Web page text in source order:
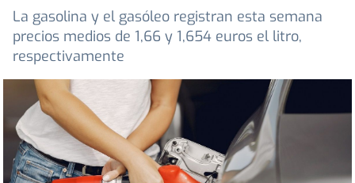
La gasolina y el gasóleo registran esta semana
precios medios de 1,66 y 1,654 euros el litro,
respectivamente